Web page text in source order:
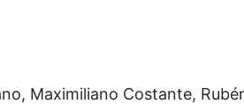
Maximiliano Costante,